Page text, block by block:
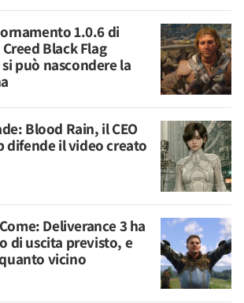
1.0.6 di
Creed Black Flag
può nascondere la
Blood Rain, il CEO
difende il video creato
Deliverance 3 ha
di uscita previsto, e
vicino